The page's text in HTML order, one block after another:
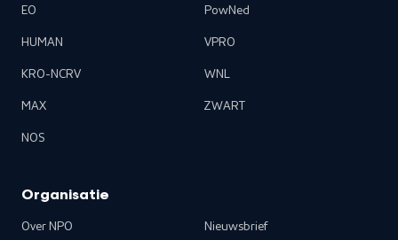
EO
HUMAN
KRO-NCRV
MAX
NOS
PowNed
VPRO
WNL
ZWART
Organisatie
Over NPO Nieuwsbrief